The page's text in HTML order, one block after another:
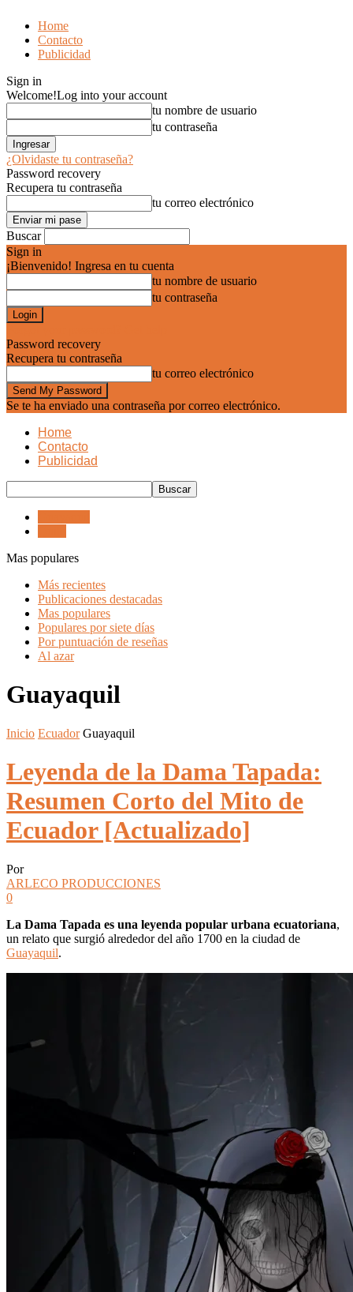
Home
Contacto
Publicidad
Sign in
Welcome!Log into your account
tu nombre de usuario
tu contraseña
¿Olvidaste tu contraseña?
Password recovery
Recupera tu contraseña
tu correo electrónico
Buscar
Sign in
¡Bienvenido! Ingresa en tu cuenta
tu nombre de usuario
tu contraseña
Password recovery
Recupera tu contraseña
tu correo electrónico
Se te ha enviado una contraseña por correo electrónico.
Home
Contacto
Publicidad
Mas populares
Más recientes
Publicaciones destacadas
Mas populares
Populares por siete días
Por puntuación de reseñas
Al azar
Guayaquil
Inicio Ecuador Guayaquil
Leyenda de la Dama Tapada:
Resumen Corto del Mito de
Ecuador [Actualizado]
Por
ARLECO PRODUCCIONES
0
La Dama Tapada es una leyenda popular urbana ecuatoriana,
un relato que surgió alrededor del año 1700 en la ciudad de
Guayaquil.